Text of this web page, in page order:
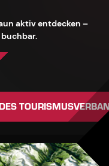
aktiv entdecken –